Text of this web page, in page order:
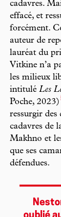
cadavres.
effacé, et
forcément.
auteur de
lauréat du
Vitkine n’a
les milieux
intitulé Les
Poche, 2023)
ressurgir des
cadavres de
Makhno et
que ses
défendues.